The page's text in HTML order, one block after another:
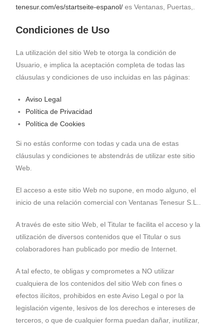
tenesur.com/es/startseite-espanol/ es Ventanas, Puertas,.
Condiciones de Uso
La utilización del sitio Web te otorga la condición de
Usuario, e implica la aceptación completa de todas las
cláusulas y condiciones de uso incluidas en las páginas:
Aviso Legal
Política de Privacidad
Política de Cookies
Si no estás conforme con todas y cada una de estas
cláusulas y condiciones te abstendrás de utilizar este sitio
Web.
El acceso a este sitio Web no supone, en modo alguno, el
inicio de una relación comercial con Ventanas Tenesur S.L..
A través de este sitio Web, el Titular te facilita el acceso y la
utilización de diversos contenidos que el Titular o sus
colaboradores han publicado por medio de Internet.
A tal efecto, te obligas y comprometes a NO utilizar
cualquiera de los contenidos del sitio Web con fines o
efectos ilícitos, prohibidos en este Aviso Legal o por la
legislación vigente, lesivos de los derechos e intereses de
terceros, o que de cualquier forma puedan dañar, inutilizar,